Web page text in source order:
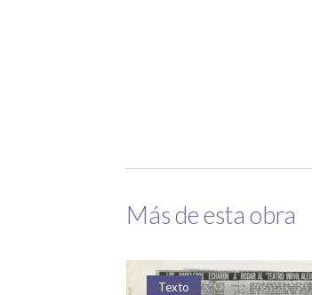
Más de esta obra
Texto Texto